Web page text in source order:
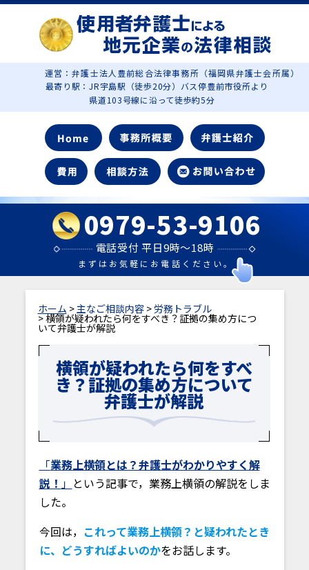
運営：弁護士法人豊前総合法律事務所（福岡県弁護士会所属）
最寄り駅：JR宇島駅（徒歩20分）バス停豊前市役所より
県道103号線に沿って徒歩約5分
0979-53-9106
電話受付 平日9時～18時
まずはお気軽にお電話ください。
ホーム >主なご相談内容 > 労務トラブル
> 横領が疑われたら何をすべき？証拠の集め方につ
いて弁護士が解説
横領が疑われたら何をすべ
き？証拠の集め方について
弁護士が解説
「業務上横領とは？弁護士がわかりやすく解
説！ 」 という記事で，業務上横領の解説をしま
した。
今回は， これって業務上横領？と疑われたとき
に、どうすればよいのかをお話します。